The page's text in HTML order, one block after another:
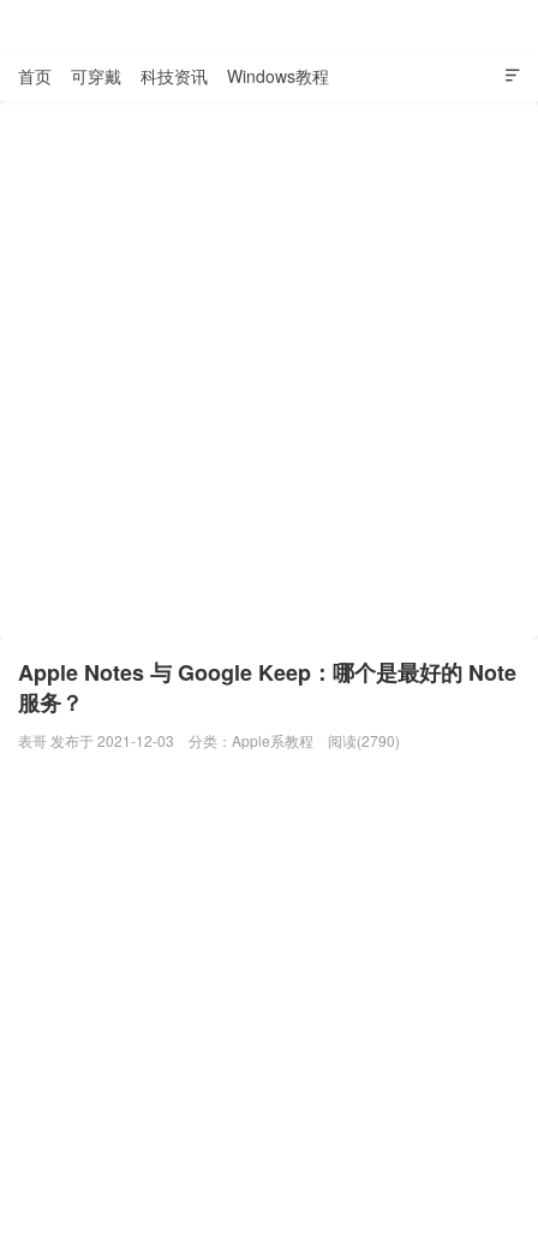

首页 可穿戴 科技资讯 Windows教程
Apple Notes 与 Google Keep：哪个是最好的 Note
服务？
表哥 发布于 2021-12-03 分类： Apple系教程 阅读(2790)